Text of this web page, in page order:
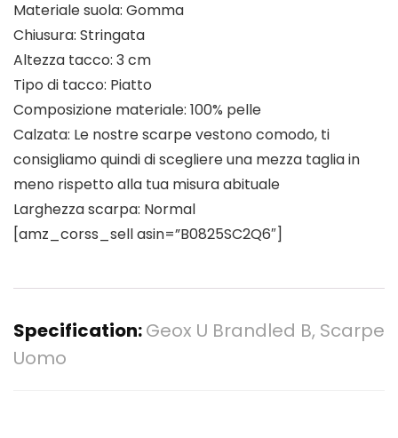
Materiale suola: Gomma
Chiusura: Stringata
Altezza tacco: 3 cm
Tipo di tacco: Piatto
Composizione materiale: 100% pelle
Calzata: Le nostre scarpe vestono comodo, ti
consigliamo quindi di scegliere una mezza taglia in
meno rispetto alla tua misura abituale
Larghezza scarpa: Normal
[amz_corss_sell asin=”B0825SC2Q6″]
Specification:Geox U Brandled B, Scarpe
Uomo